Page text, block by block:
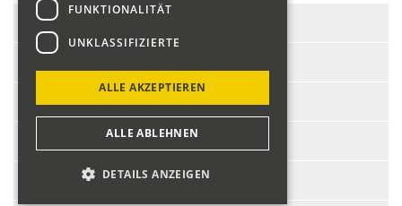
Start-Nr.:
Fahrzeug:
Renault R8 Gordini
1971
100
FUNKTIONALITÄT
UNKLASSIFIZIERTE
ALLE AKZEPTIEREN
ALLE ABLEHNEN
DETAILS ANZEIGEN